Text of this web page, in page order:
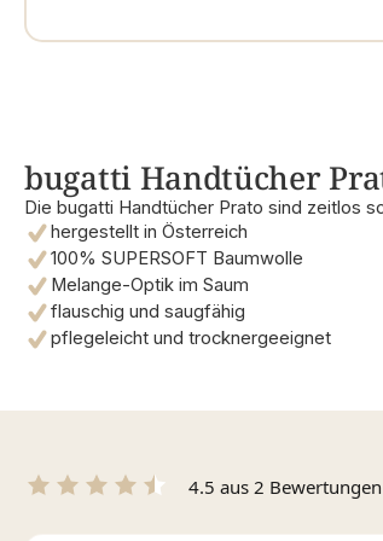
bugatti Handtücher
Die bugatti Handtücher Prato sind zeitlos
hergestellt in Österreich
100% SUPERSOFT Baumwolle
Melange-Optik im Saum
flauschig und saugfähig
pflegeleicht und trocknergeeignet
4.5 aus 2 Bewertungen